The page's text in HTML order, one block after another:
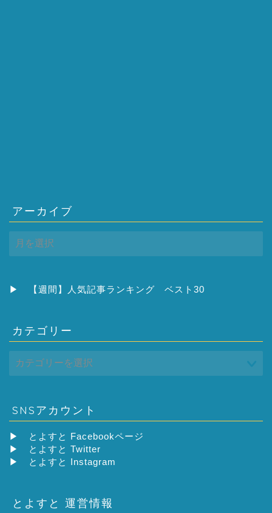
アーカイブ
ア
ー
ブ
▶ 【週間】人気記事ランキング ベスト30
カテゴリー
SNSアカウント
▶
とよすと Facebookページ
▶
とよすと Twitter
▶
とよすと Instagram
とよすと 運営情報